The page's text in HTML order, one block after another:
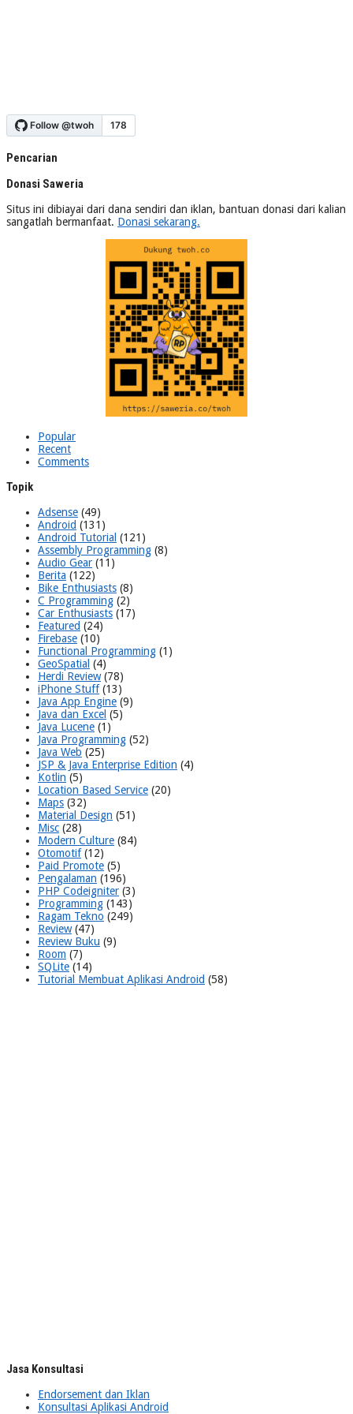
Pencarian
Donasi Saweria
Situs ini dibiayai dari dana sendiri dan iklan, bantuan donasi dari kalian
sangatlah bermanfaat. Donasi sekarang.
Popular
Recent
Comments
Topik
Adsense (49)
Android (131)
Android Tutorial (121)
Assembly Programming (8)
Audio Gear (11)
Berita (122)
Bike Enthusiasts (8)
C Programming (2)
Car Enthusiasts (17)
Featured (24)
Firebase (10)
Functional Programming (1)
GeoSpatial (4)
Herdi Review(78)
iPhone Stuff(13)
Java App Engine (9)
Java dan Excel (5)
Java Lucene (1)
Java Programming (52)
Java Web (25)
JSP & Java Enterprise Edition (4)
Kotlin (5)
Location Based Service (20)
Maps (32)
Material Design (51)
Misc (28)
Modern Culture (84)
Otomotif(12)
Paid Promote (5)
Pengalaman (196)
PHP Codeigniter (3)
Programming (143)
Ragam Tekno (249)
Review(47)
Review Buku (9)
Room (7)
SQLite (14)
Tutorial Membuat Aplikasi Android (58)
Jasa Konsultasi
Endorsement dan Iklan
Konsultasi Aplikasi Android